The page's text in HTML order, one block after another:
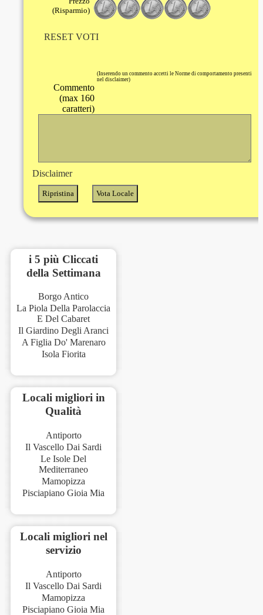
(Risparmio)
RESET VOTI
(Inserendo un commento accetti le Norme di comportamento presenti
nel disclaimer)
Commento
(max 160
caratteri)
Disclaimer
i 5 più Cliccati
della Settimana
Borgo Antico
La Piola Della Parolaccia
E Del Cabaret
Il Giardino Degli Aranci
A Figlia Do' Marenaro
Isola Fiorita
Locali migliori in
Qualità
Antiporto
Il Vascello Dai Sardi
Le Isole Del
Mediterraneo
Mamopizza
Pisciapiano Gioia Mia
Locali migliori nel
servizio
Antiporto
Il Vascello Dai Sardi
Mamopizza
Pisciapiano Gioia Mia